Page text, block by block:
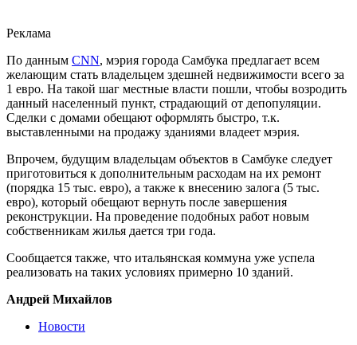
Реклама
По данным CNN, мэрия города Самбука предлагает всем
желающим стать владельцем здешней недвижимости всего за
1 евро. На такой шаг местные власти пошли, чтобы возродить
данный населенный пункт, страдающий от депопуляции.
Сделки с домами обещают оформлять быстро, т.к.
выставленными на продажу зданиями владеет мэрия.
Впрочем, будущим владельцам объектов в Самбуке следует
приготовиться к дополнительным расходам на их ремонт
(порядка 15 тыс. евро), а также к внесению залога (5 тыс.
евро), который обещают вернуть после завершения
реконструкции. На проведение подобных работ новым
собственникам жилья дается три года.
Сообщается также, что итальянская коммуна уже успела
реализовать на таких условиях примерно 10 зданий.
Андрей Михайлов
Новости